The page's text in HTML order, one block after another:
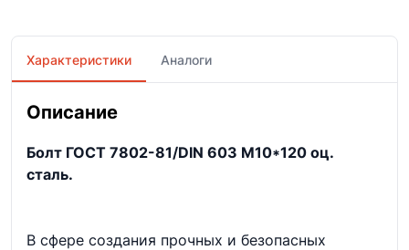
Характеристики Аналоги
Описание
Болт ГОСТ 7802-81/DIN 603 М10*120 оц.
сталь.
В сфере создания прочных и безопасных